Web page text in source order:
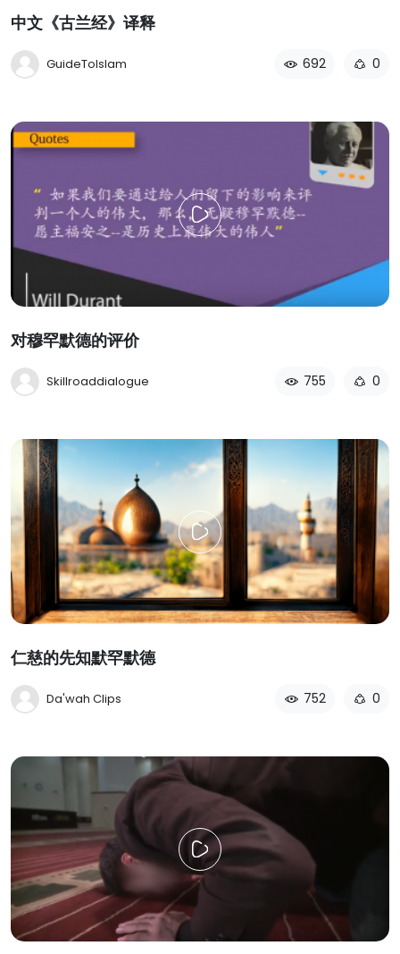
中文《古兰经》译释
GuideToIslam 692 0
对穆罕默德的评价
Skillroaddialogue 755 0
仁慈的先知默罕默德
Da'wah Clips 752 0